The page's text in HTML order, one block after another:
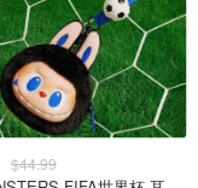
$44.99